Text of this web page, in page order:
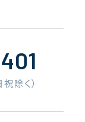
除く）